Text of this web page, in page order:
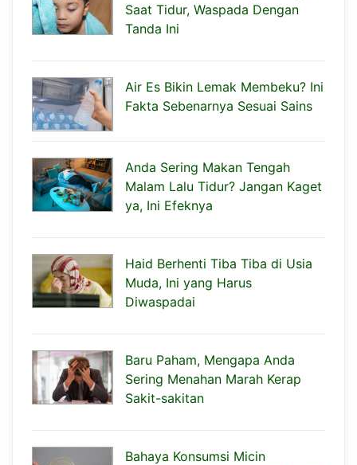
Saat Tidur, Waspada Dengan
Tanda Ini
Air Es Bikin Lemak Membeku? Ini
Fakta Sebenarnya Sesuai Sains
Anda Sering Makan Tengah
Malam Lalu Tidur? Jangan Kaget
ya, Ini Efeknya
Haid Berhenti Tiba Tiba di Usia
Muda, Ini yang Harus
Diwaspadai
Baru Paham, Mengapa Anda
Sering Menahan Marah Kerap
Sakit-sakitan
Bahaya Konsumsi Micin